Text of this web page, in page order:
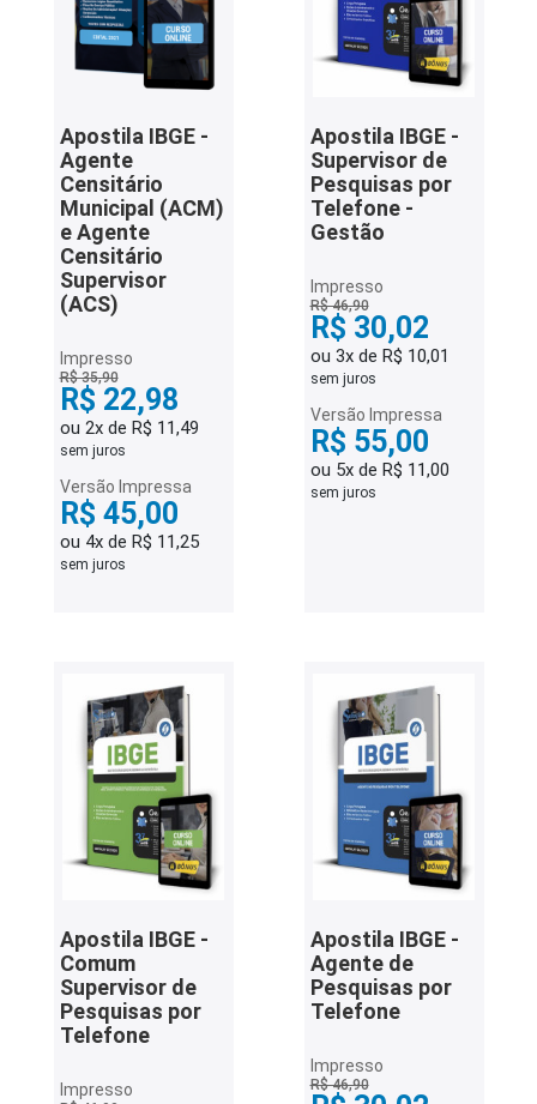
Apostila IBGE -
Agente
Censitário
Municipal (ACM)
e Agente
Censitário
Supervisor
(ACS)
Impresso
R$ 35,90
R$ 22,98
ou 2x de R$ 11,49
sem juros
Versão Impressa
R$ 45,00
ou 4x de R$ 11,25
sem juros
Apostila IBGE -
Supervisor de
Pesquisas por
Telefone -
Gestão
Impresso
R$ 46,90
R$ 30,02
ou 3x de R$ 10,01
sem juros
Versão Impressa
R$ 55,00
ou 5x de R$ 11,00
sem juros
Apostila IBGE -
Comum
Supervisor de
Pesquisas por
Telefone
Impresso
Apostila IBGE -
Agente de
Pesquisas por
Telefone
Impresso
R$ 46,90